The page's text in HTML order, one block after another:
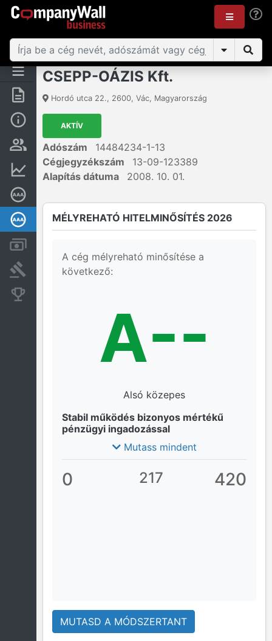
Összegzés
Alap információk
Személyek és tulajdonjog
Pénzügyi információk
Mélyreható hitelminősítés
Bírósági eljárások
CSEPP-OÁZIS Kft.
Hordó utca 22., 2600, Vác, Magyarország
AKTÍV
Adószám
14484234-1-13
Cégjegyzékszám
13-09-123389
Alapítás dátuma
2008. 10. 01.
MÉLYREHATÓ HITELMINŐSÍTÉS 2026
A cég mélyreható minősítése a
következő:
A--
Alsó közepes
Stabil működés bizonyos mértékű
pénzügyi ingadozással
Mutass mindent
0 217 420
MUTASD A MÓDSZERTANT